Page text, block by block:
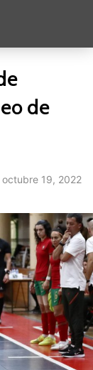
de
octubre 19, 2022